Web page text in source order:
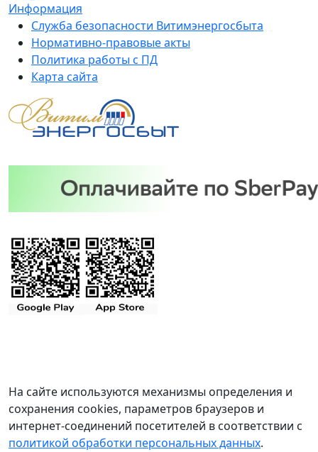
Информация
Служба безопасности Витимэнергосбыта
Нормативно-правовые акты
Политика работы с ПД
Карта сайта
На сайте используются механизмы определения и
сохранения cookies, параметров браузеров и
интернет-соединений посетителей в соответствии с
политикой обработки персональных данных.